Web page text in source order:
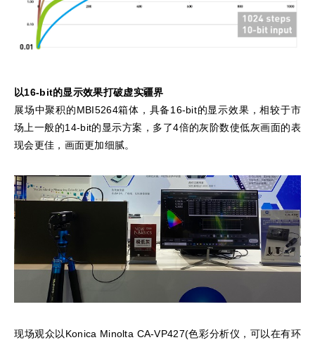
以16-bit的显示效果打破虚实疆界
展场中聚积的MBI5264箱体，具备16-bit的显示效果，相较于市
场上一般的14-bit的显示方案，多了4倍的灰阶数使低灰画面的表
现会更佳，画面更加细腻。
现场观众以Konica Minolta CA-VP427(色彩分析仪，可以在有环